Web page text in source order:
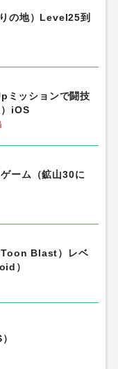
の地）Level25到
ミッションで闘技
iOS
ーム（鉱山30に
Toon Blast）レベ
）